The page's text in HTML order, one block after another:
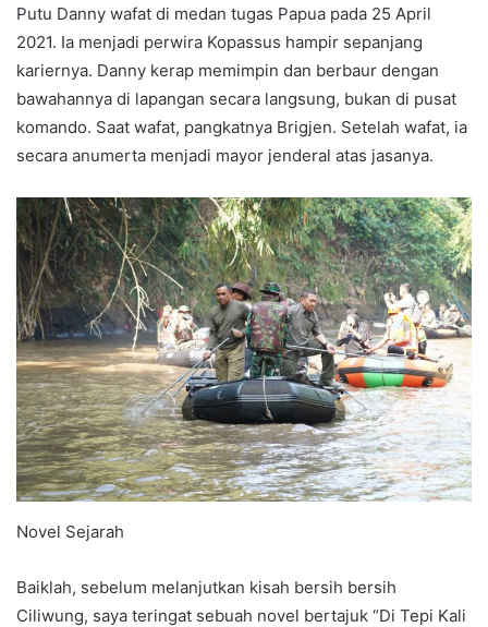
Putu Danny wafat di medan tugas Papua pada 25 April
2021. Ia menjadi perwira Kopassus hampir sepanjang
kariernya. Danny kerap memimpin dan berbaur dengan
bawahannya di lapangan secara langsung, bukan di pusat
komando. Saat wafat, pangkatnya Brigjen. Setelah wafat, ia
secara anumerta menjadi mayor jenderal atas jasanya.
Novel Sejarah
Baiklah, sebelum melanjutkan kisah bersih bersih
Ciliwung, saya teringat sebuah novel bertajuk “Di Tepi Kali